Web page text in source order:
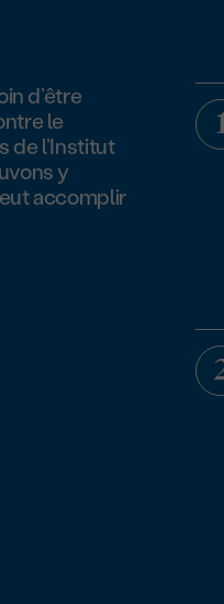
d’être
le
de l’Institut
y
accomplir